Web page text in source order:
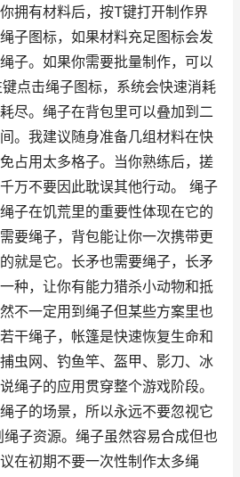
拥有材料后，按T键打开制作界
子图标，如果材料充足图标会发
子。如果你需要批量制作，可以
点击绳子图标，系统会快速消耗
尽。绳子在背包里可以叠加到二
。我建议随身准备几组材料在快
占用太多格子。当你熟练后，搓
万不要因此耽误其他行动。 绳子
子在饥荒里的重要性体现在它的
要绳子，背包能让你一次携带更
就是它。长矛也需要绳子，长矛
种，让你有能力猎杀小动物和抵
不一定用到绳子但某些方案里也
干绳子，帐篷是快速恢复生命和
虫网、钓鱼竿、盔甲、影刀、冰
绳子的应用贯穿整个游戏阶段。
子的场景，所以永远不要忽视它
子资源。绳子虽然容易合成但也
在初期不要一次性制作太多绳